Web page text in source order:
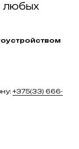
любых
+375(33) 666-